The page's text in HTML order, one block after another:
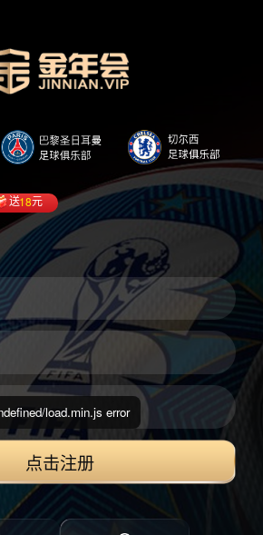
送18元
点击注册
load.min.js error